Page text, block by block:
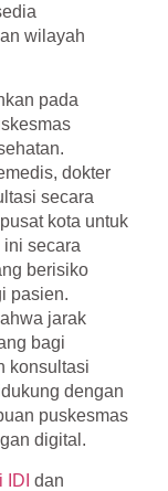
wilayah
pada
dokter
secara
kota untuk
secara
berisiko
pasien.
jarak
bagi
konsultasi
dengan
puskesmas
digital.
dan